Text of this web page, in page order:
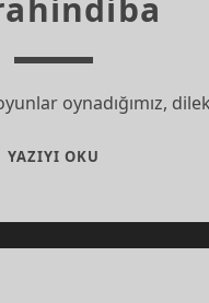
oynadığımız,
YAZIYI OKU